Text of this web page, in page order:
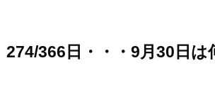
274/366日・・・9月30日は